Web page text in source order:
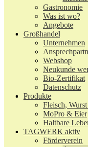
Gastronomie
Was ist wo?
Angebote
Großhandel
Unternehmen
Webshop
Neukunde
Bio-Zertifikat
Datenschutz
Produkte
Fleisch,
MoPro & Eier
Haltbare
TAGWERK aktiv
Förderverein